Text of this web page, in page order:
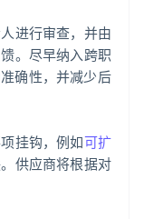
进行审查，并由
。尽早纳入跨职
确性，并减少后
挂钩，例如可扩
供应商将根据对